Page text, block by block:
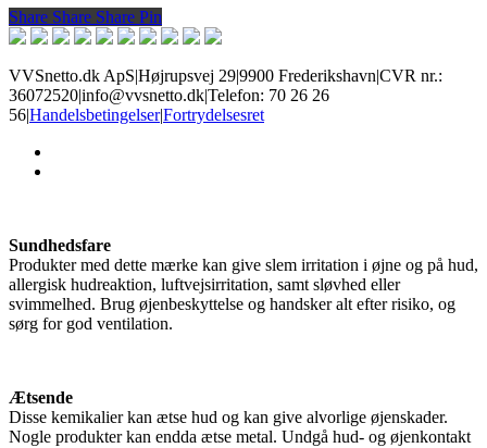
Share
Share Share Share Pin
VVSnetto.dk ApS|Højrupsvej 29|9900 Frederikshavn|CVR nr.:
36072520|info@vvsnetto.dk|Telefon: 70 26 26
56|Handelsbetingelser|Fortrydelsesret
Sundhedsfare
Produkter med dette mærke kan give slem irritation i øjne og på hud,
allergisk hudreaktion, luftvejsirritation, samt sløvhed eller
svimmelhed. Brug øjenbeskyttelse og handsker alt efter risiko, og
sørg for god ventilation.
Ætsende
Disse kemikalier kan ætse hud og kan give alvorlige øjenskader.
Nogle produkter kan endda ætse metal. Undgå hud- og øjenkontakt